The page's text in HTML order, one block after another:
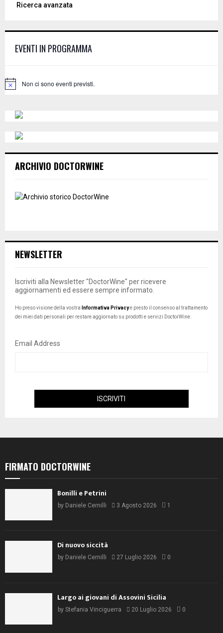
r
o
Ricerca avanzata
EVENTI IN PROGRAMMA
N
Non ci sono eventi previsti.
ARCHIVIO DOCTORWINE
NEWSLETTER
Iscriviti alla Newsletter "DoctorWine" per ricevere
aggiornamenti ed essere sempre informato.
Ho preso visione della vostra Informativa Privacye presto il consenso al trattamento
dei miei dati personali per restare aggiornato su prodotti e servizi DoctorWine.
Email Address
FIRMATO DOCTORWINE
Bonilli e Petrini
by Daniele Cernilli 3 Agosto 2026 1
Di nuovo siccità
by Daniele Cernilli 27 Luglio 2026 0
Largo ai giovani di Assovini Sicilia
by Stefania Vinciguerra 20 Luglio 2026 0